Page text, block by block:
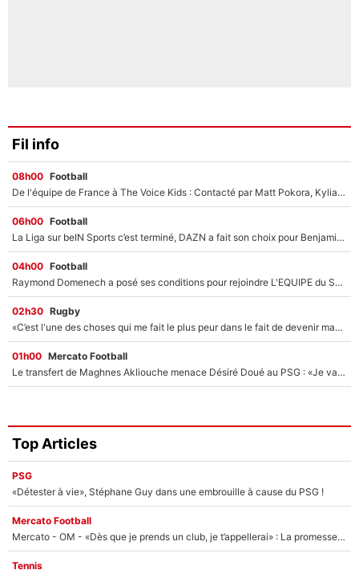
Fil info
08h00 Football
De l'équipe de France à The Voice Kids : Contacté par Matt Pokora, Kylian Mbappé a accepté de jouer un rôle inédit sur TF1 !
06h00 Football
La Liga sur beIN Sports c’est terminé, DAZN a fait son choix pour Benjamin Da Silva et Omar Da Fonseca !
04h00 Football
Raymond Domenech a posé ses conditions pour rejoindre L'EQUIPE du Soir : Il refuse de faire l'émission avec un autre chroniqueur !
02h30 Rugby
«C’est l'une des choses qui me fait le plus peur dans le fait de devenir maman» : En couple avec Antoine Dupont, Iris Mittenaere s'inquiète déjà pour ses futurs enfants !
01h00 Mercato Football
Le transfert de Maghnes Akliouche menace Désiré Doué au PSG : «Je valide à 200%»
Top Articles
PSG
«Détester à vie», Stéphane Guy dans une embrouille à cause du PSG !
Mercato Football
Mercato - OM - «Dès que je prends un club, je t’appellerai» : La promesse de Marcelino au moment de claquer la porte
Tennis